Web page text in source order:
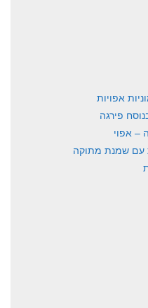
אפויות
פירגה
– אפוי
עם שמנת מתוקה